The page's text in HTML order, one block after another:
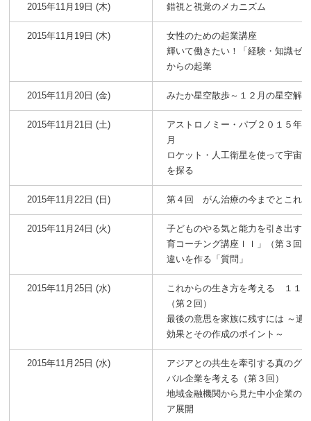
2015年11月19日 (木) 錯視と視覚のメカニズム
2015年11月19日 (木)
女性のための起業講座
輝いて働きたい！「経験・知識ゼ
からの起業
2015年11月20日 (金) みたか星空散歩～１２月の星空解
2015年11月21日 (土)
アストロノミー・パブ２０１５年
月
ロケット・人工衛星を使って宇宙
を探る
2015年11月22日 (日) 第４回 がん治療の今までとこれ
2015年11月24日 (火)
子どものやる気と能力を引き出す
育コーチング講座ＩＩ」（第３回）
違いを作る「質問」
2015年11月25日 (水)
これからの生き方を考える １１月
（第２回）
最後の意思を家族に残すには ～遺
効果とその作成のポイント～
2015年11月25日 (水)
アジアとの共生を牽引する真のグ
バル企業を考える（第３回）
地域金融機関から見た中小企業の
ア展開